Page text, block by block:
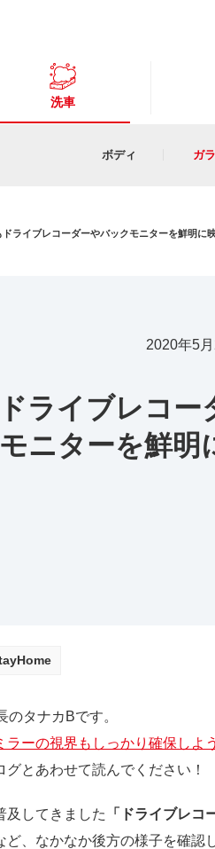
洗車
ボディ ガ
ドライブレコーダーやバックモニターを鮮明に
2020年5月
ライブレコー
ニターを鮮明
のタナカBです。
ラーの視界もしっかり確保しよう
とあわせて読んでください！
及してきました 「ドライブレコ
ど、なかなか後方の様子を確認